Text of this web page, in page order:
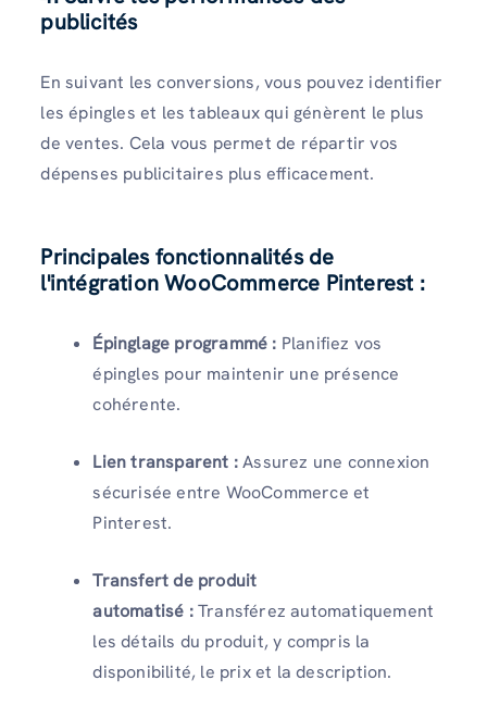
publicités
En suivant les conversions, vous pouvez identifier
les épingles et les tableaux qui génèrent le plus
de ventes. Cela vous permet de répartir vos
dépenses publicitaires plus efficacement.
Principales fonctionnalités de
l'intégration WooCommerce Pinterest :
Épinglage programmé : Planifiez vos
épingles pour maintenir une présence
cohérente.
Lien transparent :Assurez une connexion
sécurisée entre WooCommerce et
Pinterest.
Transfert de produit
automatisé : Transférez automatiquement
les détails du produit, y compris la
disponibilité, le prix et la description.